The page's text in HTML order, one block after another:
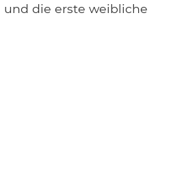
die erste weibliche